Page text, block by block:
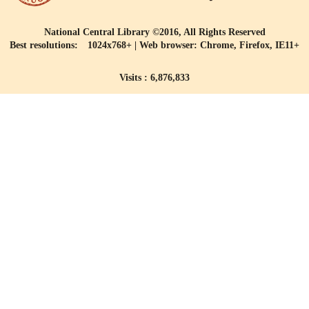
National Central Library ©2016, All Rights Reserved
Best resolutions: 1024x768+ | Web browser: Chrome, Firefox, IE11+
Visits : 6,876,833